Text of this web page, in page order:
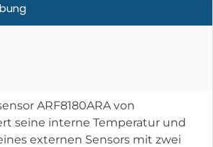
ARF8180ARA von
seine interne Temperatur und
externen Sensors mit zwei